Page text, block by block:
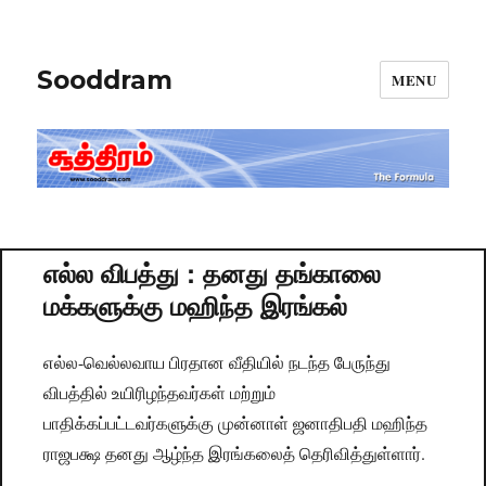
Sooddram MENU
எல்ல விபத்து : தனது தங்காலை
மக்களுக்கு மஹிந்த இரங்கல்
எல்ல-வெல்லவாய பிரதான வீதியில் நடந்த பேருந்து
விபத்தில் உயிரிழந்தவர்கள் மற்றும்
பாதிக்கப்பட்டவர்களுக்கு முன்னாள் ஜனாதிபதி மஹிந்த
ராஜபக்ஷ தனது ஆழ்ந்த இரங்கலைத் தெரிவித்துள்ளார்.